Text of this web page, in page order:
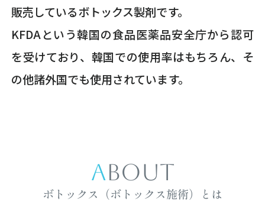
販売しているボトックス製剤です。
KFDAという韓国の食品医薬品安全庁から認可
を受けており、韓国での使用率はもちろん、そ
の他諸外国でも使用されています。
ABOUT
ボトックス（ボトックス施術）とは